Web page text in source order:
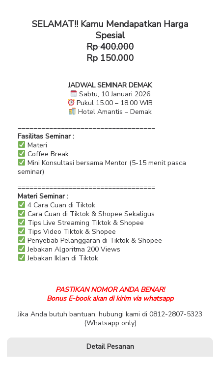
SELAMAT!! Kamu Mendapatkan Harga
Spesial
Rp 400.000
Rp 150.000
JADWAL SEMINAR DEMAK
Sabtu, 10 Januari 2026
Pukul 15.00 – 18.00 WIB
Hotel Amantis – Demak
===================================
Fasilitas Seminar :
Materi
Coffee Break
Mini Konsultasi bersama Mentor (5-15 menit pasca
seminar)
===================================
Materi Seminar :
4 Cara Cuan di Tiktok
Cara Cuan di Tiktok & Shopee Sekaligus
Tips Live Streaming Tiktok & Shopee
Tips Video Tiktok & Shopee
Penyebab Pelanggaran di Tiktok & Shopee
Jebakan Algoritma 200 Views
Jebakan Iklan di Tiktok
PASTIKAN NOMOR ANDA BENAR!
Bonus E-book akan di kirim via whatsapp
Jika Anda butuh bantuan, hubungi kami di 0812-2807-5323
(Whatsapp only)
Detail Pesanan